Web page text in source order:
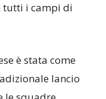
Società al
i campi di
è stata come